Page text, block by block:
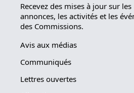
Recevez des mises à jour sur les
annonces, les activités et les
des Commissions.
Avis aux médias
Communiqués
Lettres ouvertes